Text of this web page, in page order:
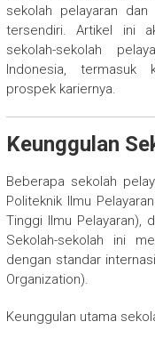
sekolah pelayaran
tersendiri. Artikel ini
sekolah-sekolah
Indonesia, termasuk
prospek kariernya.
Keunggulan
Beberapa sekolah
Politeknik Ilmu
Tinggi Ilmu Pelayaran),
Sekolah-sekolah ini
dengan standar
Organization).
Keunggulan utama